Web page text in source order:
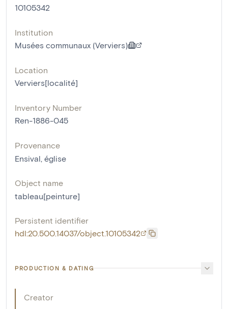
10105342
Institution
Musées communaux (Verviers)
Location
Verviers[localité]
Inventory Number
Ren-1886-045
Provenance
Ensival, église
Object name
tableau[peinture]
Persistent identifier
hdl:20.500.14037/object.10105342
PRODUCTION & DATING
Creator